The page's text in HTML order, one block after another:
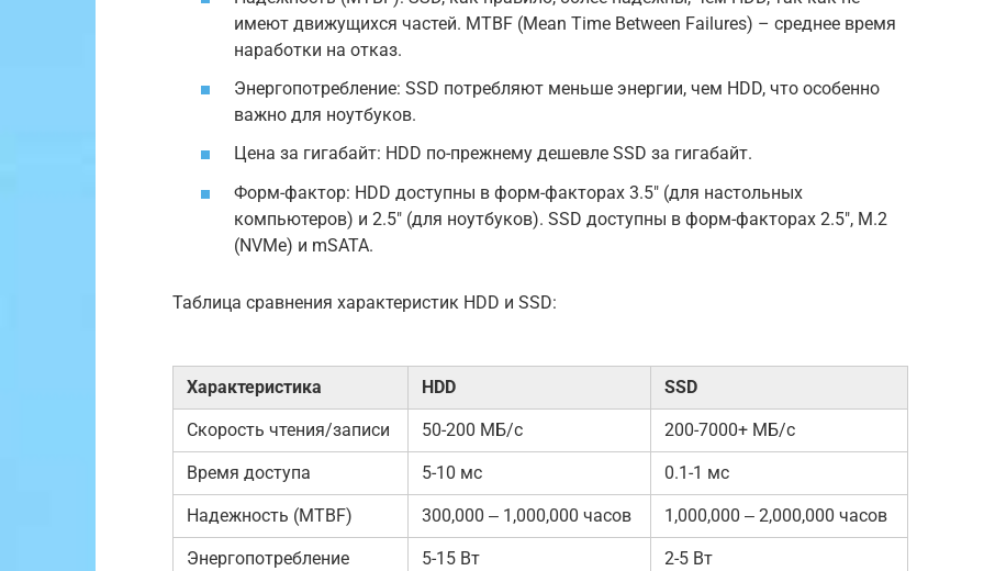
имеют движущихся частей. MTBF (Mean Time Between Failures) – среднее время
наработки на отказ.
Энергопотребление: SSD потребляют меньше энергии, чем HDD, что особенно
важно для ноутбуков.
Цена за гигабайт: HDD по-прежнему дешевле SSD за гигабайт.
Форм-фактор: HDD доступны в форм-факторах 3.5″ (для настольных
компьютеров) и 2.5″ (для ноутбуков). SSD доступны в форм-факторах 2.5″, M.2
(NVMe) и mSATA.
Таблица сравнения характеристик HDD и SSD:
Характеристика HDD SSD
Скорость чтения/записи 50-200 МБ/с 200-7000+ МБ/с
Время доступа 5-10 мс 0.1-1 мс
Надежность (MTBF) 300,000 ‒ 1,000,000 часов 1,000,000 ‒ 2,000,000 часов
Энергопотребление 5-15 Вт 2-5 Вт